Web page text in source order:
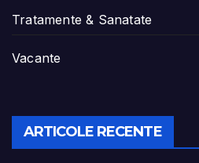
Tratamente & Sanatate
Vacante
ARTICOLE RECENTE